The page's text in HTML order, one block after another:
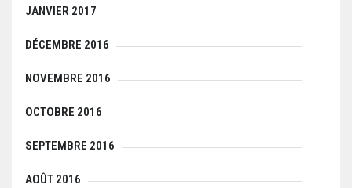
JANVIER 2017
DÉCEMBRE 2016
NOVEMBRE 2016
OCTOBRE 2016
SEPTEMBRE 2016
AOÛT 2016